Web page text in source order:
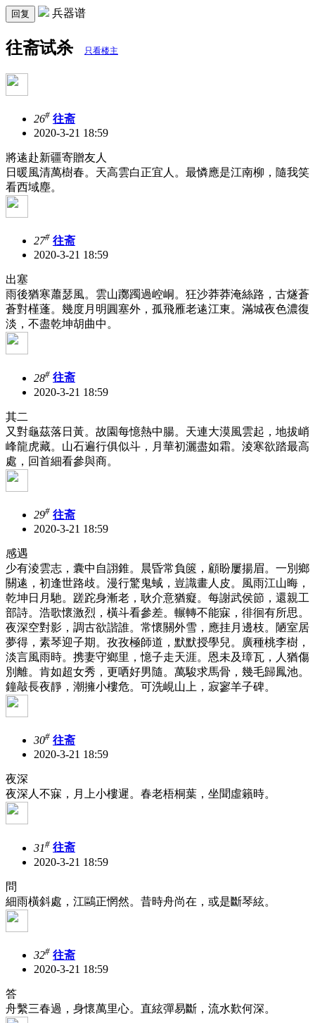
回复 兵器谱
往斋试杀 只看楼主
26# 往斋
2020-3-21 18:59
將逺赴新疆寄贈友人
日暖風清萬樹春。天高雲白正宜人。最憐應是江南柳，隨我笑
看西域塵。
27# 往斋
2020-3-21 18:59
出塞
雨後猶寒蕭瑟風。雲山躑躅過崆峒。狂沙莽莽淹絲路，古燧蒼
蒼對槿蓬。幾度月明圓塞外，孤飛雁老逺江東。滿城夜色濃復
淡，不盡乾坤胡曲中。
28# 往斋
2020-3-21 18:59
其二
又對龜茲落日黃。故園每憶熱中腸。天連大漠風雲起，地拔峭
峰龍虎藏。山石遍行俱似斗，月華初灑盡如霜。淩寒欲踏最高
處，回首細看參與商。
29# 往斋
2020-3-21 18:59
感遇
少有淩雲志，囊中自詡錐。晨昏常負篋，顧盼屢揚眉。一別鄉
關逺，初逢世路歧。漫行驚鬼蜮，豈識畫人皮。風雨江山晦，
乾坤日月馳。蹉跎身漸老，耿介意猶癡。每謝武侯節，還親工
部詩。浩歌懷激烈，橫斗看參差。輾轉不能寐，徘徊有所思。
夜深空對影，調古欲諧誰。常懷關外雪，應挂月邊枝。陋室居
夢得，素琴迎子期。孜孜極師道，默默授學兒。廣種桃李樹，
淡言風雨時。携妻守鄉里，憶子走天涯。恩未及璋瓦，人猶傷
別離。肯如超女秀，更哂好男隨。萬駿求馬骨，幾毛歸鳳池。
鐘敲長夜靜，潮擁小樓危。可洗峴山上，寂寥羊子碑。
30# 往斋
2020-3-21 18:59
夜深
夜深人不寐，月上小樓遲。春老梧桐葉，坐聞虛籟時。
31# 往斋
2020-3-21 18:59
問
細雨橫斜處，江鷗正惘然。昔時舟尚在，或是斷琴絃。
32# 往斋
2020-3-21 18:59
答
舟繫三春過，身懷萬里心。直絃彈易斷，流水歎何深。